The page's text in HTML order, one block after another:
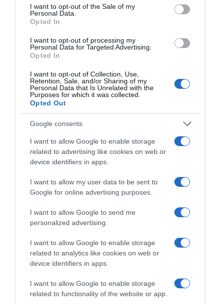
consent section.
I want to opt-out of the Sale of my
Personal Data.
Opted In
I want to opt-out of processing my
Personal Data for Targeted Advertising.
Opted In
I want to opt-out of Collection, Use,
Retention, Sale, and/or Sharing of my
Personal Data that Is Unrelated with the
Purposes for which it was collected.
Opted Out
Google consents
I want to allow Google to enable storage
related to advertising like cookies on web or
device identifiers in apps.
I want to allow my user data to be sent to
Google for online advertising purposes.
I want to allow Google to send me
personalized advertising.
I want to allow Google to enable storage
related to analytics like cookies on web or
device identifiers in apps.
I want to allow Google to enable storage
related to functionality of the website or app.
ΠΟΛΙΤΙΚΗ